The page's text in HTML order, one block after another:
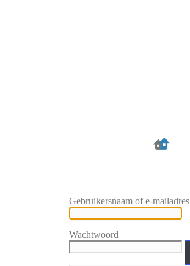
Gebruikersnaam of e-mailadres
Wachtwoord